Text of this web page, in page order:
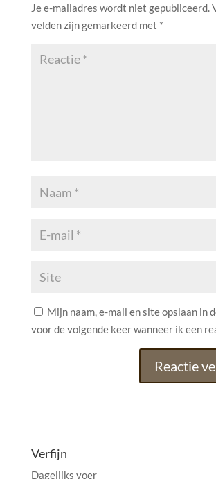
Je e-mailadres wordt niet gepubliceerd.
velden zijn gemarkeerd met *
Mijn naam, e-mail en site opslaan in
voor de volgende keer wanneer ik een
r
Verfijn
Dagelijks voer